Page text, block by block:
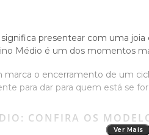
presentear com uma
Médio é um dos momentos
o encerramento de um
para dar para quem está se
CONFIRA OS
Ver Mais